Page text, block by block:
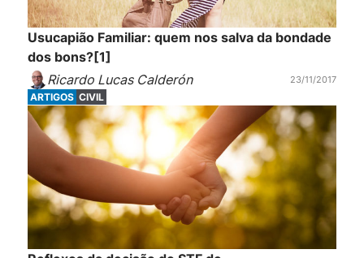
Usucapião Familiar: quem nos salva da bondade
dos bons?[1]
Ricardo Lucas Calderón
23/11/2017
ARTIGOS CIVIL